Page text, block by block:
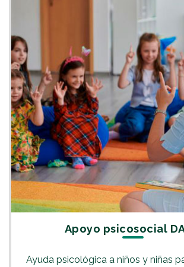
Apoyo psicosocial
Ayuda psicológica a niños y niñas